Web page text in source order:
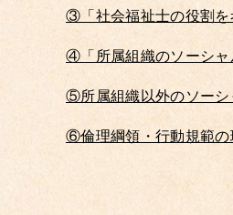
③「社会福祉士の役割を
④「所属組織のソーシャ
⑤所属組織以外のソーシ
⑥倫理綱領・行動規範の